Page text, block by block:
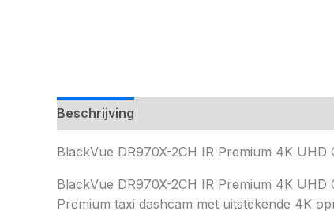
Beschrijving
BlackVue DR970X-2CH IR Premium 4K
BlackVue DR970X-2CH IR Premium 4K UHD
Premium taxi dashcam met uitstekende 4K